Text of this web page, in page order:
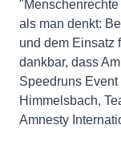
als man denkt:
und dem Einsatz
dankbar, dass
Speedruns
Himmelsbach,
Amnesty